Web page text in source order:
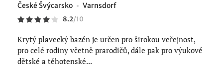
České Švýcarsko Varnsdorf
8.2/10
Krytý plavecký bazén je určen pro širokou veřejnost,
pro celé rodiny včetně prarodičů, dále pak pro výukové
dětské a těhotenské...